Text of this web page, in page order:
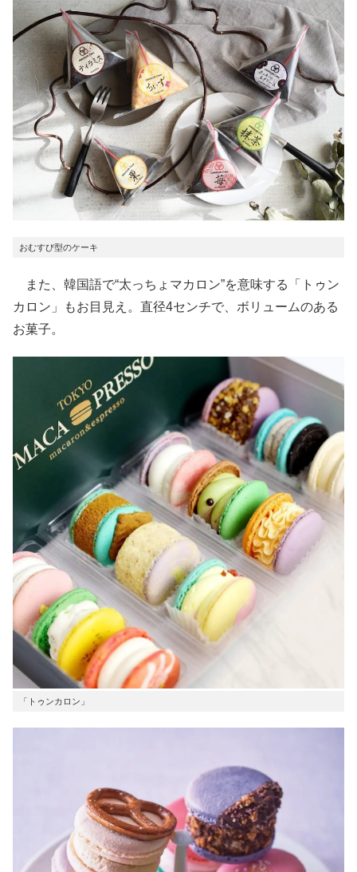
おむすび型のケーキ
また、韓国語で“太っちょマカロン”を意味する「トゥン
カロン」もお目見え。直径4センチで、ボリュームのある
お菓子。
「トゥンカロン」